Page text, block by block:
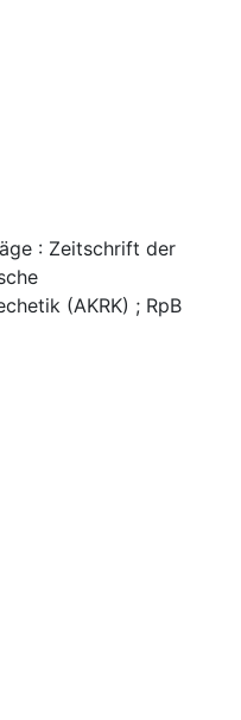
: Zeitschrift der
(AKRK) ; RpB